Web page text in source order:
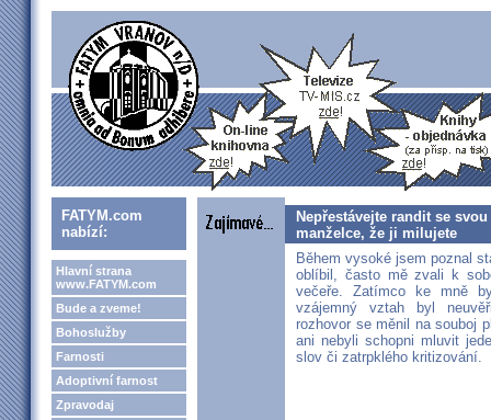
FATYM.com
nabízí:
Hlavní strana
www.FATYM.com
Bude a zveme!
Bohoslužby
Farnosti
Adoptivní farnost
Zpravodaj
Nepřestávejte randit se
manželce, že ji milujete
Během vysoké jsem poznal
oblíbil, často mě zvali k
večeře. Zatímco ke mně
vzájemný vztah byl
rozhovor se měnil na souboj
ani nebyli schopni mluvit
slov či zatrpklého kritizování.